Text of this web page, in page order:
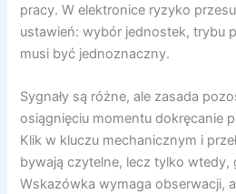
pracy. W elektronice ryzyko
ustawień: wybór jednostek, trybu
musi być jednoznaczny.
Sygnały są różne, ale zasada
osiągnięciu momentu dokręcanie
Klik w kluczu mechanicznym i
bywają czytelne, lecz tylko wtedy,
Wskazówka wymaga obserwacji,